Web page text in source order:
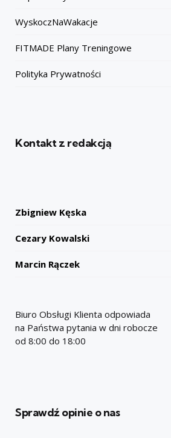
WyskoczNaWakacje
FITMADE Plany Treningowe
Polityka Prywatności
Kontakt z redakcją
Zbigniew Kęska
Cezary Kowalski
Marcin Rączek
Biuro Obsługi Klienta odpowiada
na Państwa pytania w dni robocze
od 8:00 do 18:00
Sprawdź opinie o nas